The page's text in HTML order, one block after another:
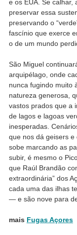
e os EUA. Se calhar,
preservar essa
preservando o
fascínio que exerce
o de um mundo
São Miguel
arquipélago, onde
nunca fugindo muito
natureza generosa,
vastos prados que a
de lagos e lagoas
inesperadas.
que nos dá geisers
sobe marcando as
subir, é mesmo o
que Raúl Brandão
extraordinária” dos
cada uma das ilhas
— e são nove para
mais Fugas Açores